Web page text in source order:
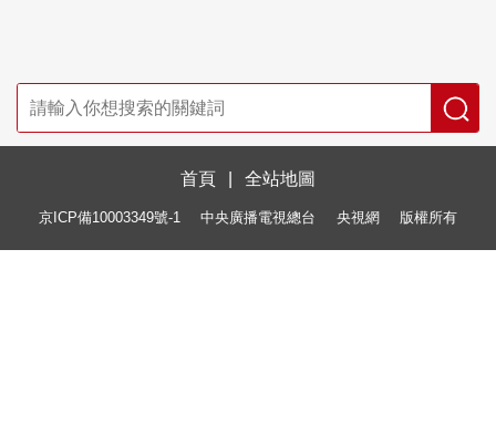
首頁 全站地圖
京ICP備10003349號-1 中央廣播電視總台 央視網 版權所有